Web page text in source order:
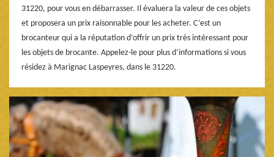
31220, pour vous en débarrasser. Il évaluera la valeur de ces objets
et proposera un prix raisonnable pour les acheter. C’est un
brocanteur qui a la réputation d’offrir un prix très intéressant pour
les objets de brocante. Appelez-le pour plus d’informations si vous
résidez à Marignac Laspeyres, dans le 31220.